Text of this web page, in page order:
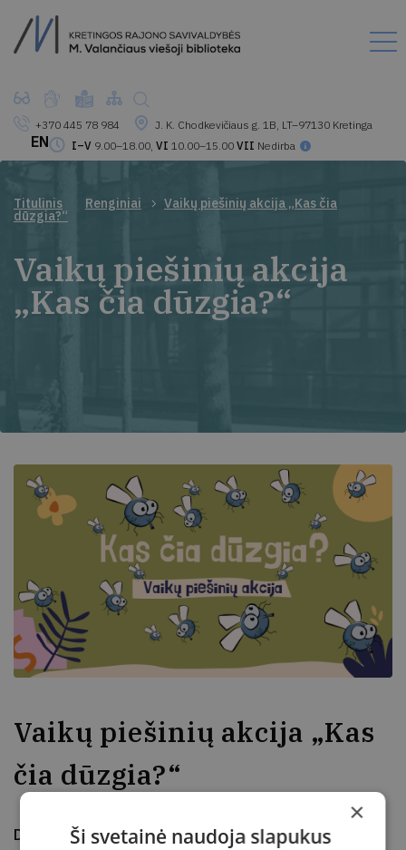
+370 445 78 984
J. K. Chodkevičiaus g. 1B, LT–97130 Kretinga
I–V 9.00–18.00, VI 10.00–15.00 VII Nedirba
EN
Titulinis Renginiai Vaikų piešinių akcija „Kas čia
dūzgia?“
Vaikų piešinių akcija
„Kas čia dūzgia?“
Vaikų piešinių akcija „Kas
čia dūzgia?“
Data
2021-02-10
×
Ši svetainė naudoja slapukus